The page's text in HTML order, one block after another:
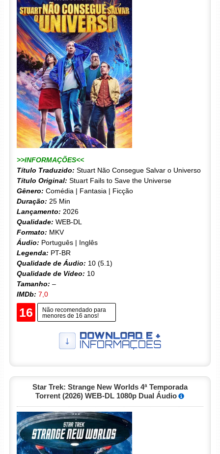
>>INFORMAÇÕES<<
Título Traduzido: Stuart Não Consegue Salvar o Universo
Título Original: Stuart Fails to Save the Universe
Gênero: Comédia | Fantasia | Ficção
Duração: 25 Min
Lançamento: 2026
Qualidade: WEB-DL
Formato: MKV
Áudio: Português | Inglês
Legenda: PT-BR
Qualidade de Áudio: 10 (5.1)
Qualidade de Vídeo: 10
Tamanho: –
IMDb: 7,0
16
Não recomendado para
menores de 16 anos!
Star Trek: Strange New Worlds 4ª Temporada
Torrent (2026) WEB-DL 1080p Dual Áudio